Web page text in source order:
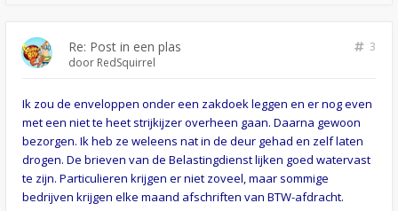
Re: Post in een plas
3
door RedSquirrel
Ik zou de enveloppen onder een zakdoek leggen en er nog even
met een niet te heet strijkijzer overheen gaan. Daarna gewoon
bezorgen. Ik heb ze weleens nat in de deur gehad en zelf laten
drogen. De brieven van de Belastingdienst lijken goed watervast
te zijn. Particulieren krijgen er niet zoveel, maar sommige
bedrijven krijgen elke maand afschriften van BTW-afdracht.